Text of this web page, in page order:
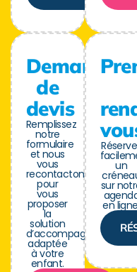
Demande
de
devis
Remplissez
notre
formulaire
et nous
vous
recontactons
pour
vous
proposer
la
solution
d’accompagnement
adaptée
à votre
enfant.
un
sur
en